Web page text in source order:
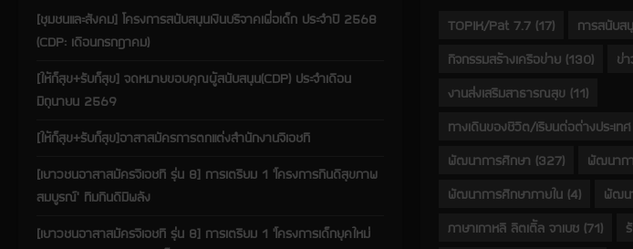
n
g
[ชุมชนและสังคม] โครงการสนับสนุนเงินบริจาคเพื่อเด็ก ประจำปี 2568
(CDP: เดือนกรกฎาคม)
[ให้ก็สุข+รับก็สุข] จดหมายขอบคุณผู้สนับสนุน(CDP) ประจำเดือน
มิถุนายน 2569
[ให้ก็สุข+รับก็สุข]อาสาสมัครการตกแต่งสำนักงานจีเอชที
[เยาวชนอาสาสมัครจีเอชที รุ่น 8] การเตรียม 1 ‘โครงการกินดีสุขภาพ
สมบูรณ์’ ทีมกินดีมีพลัง
[เยาวชนอาสาสมัครจีเอชที รุ่น 8] การเตรียม 1 ‘โครงการเด็กยุคใหม่
TOPIK/Pat 7.7 (17) การสนับส
กิจกรรมสร้างเครือข่าย (130) ข่
งานส่งเสริมสาธารณสุข (11)
ทางเดินของชีวิต/เรียนต่อต่างประเท
พัฒนาการศึกษา (327) พัฒนาก
พัฒนาการศึกษาภายใน (4) พัฒน
ภาษาเกาหลี ลิตเติ้ล จาเบซ (71)